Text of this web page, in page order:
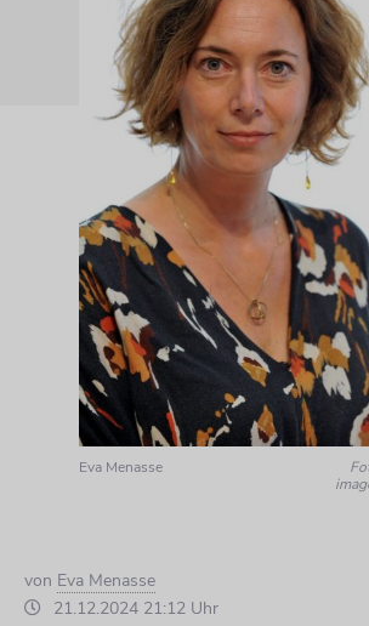
Eva Menasse
von Eva Menasse
21.12.2024 21:12 Uhr